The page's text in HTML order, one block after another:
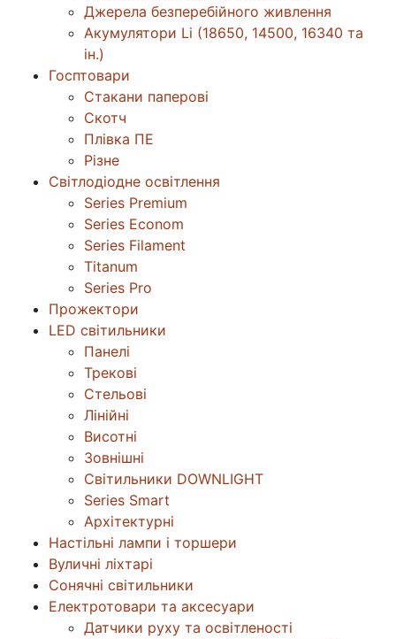
Джерела безперебійного живлення
Акумулятори Li (18650, 14500, 16340 та
ін.)
Госптовари
Стакани паперові
Скотч
Плівка ПЕ
Різне
Світлодіодне освітлення
Series Premium
Series Econom
Series Filament
Titanum
Series Pro
Прожектори
LED світильники
Панелі
Трекові
Стельові
Лінійні
Висотні
Зовнішні
Світильники DOWNLIGHT
Series Smart
Архітектурні
Настільні лампи і торшери
Вуличні ліхтарі
Сонячні світильники
Електротовари та аксесуари
Датчики руху та освітленості